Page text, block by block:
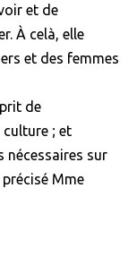
et de
À celà, elle
et des femmes
de
culture ; et
nécessaires sur
Mme